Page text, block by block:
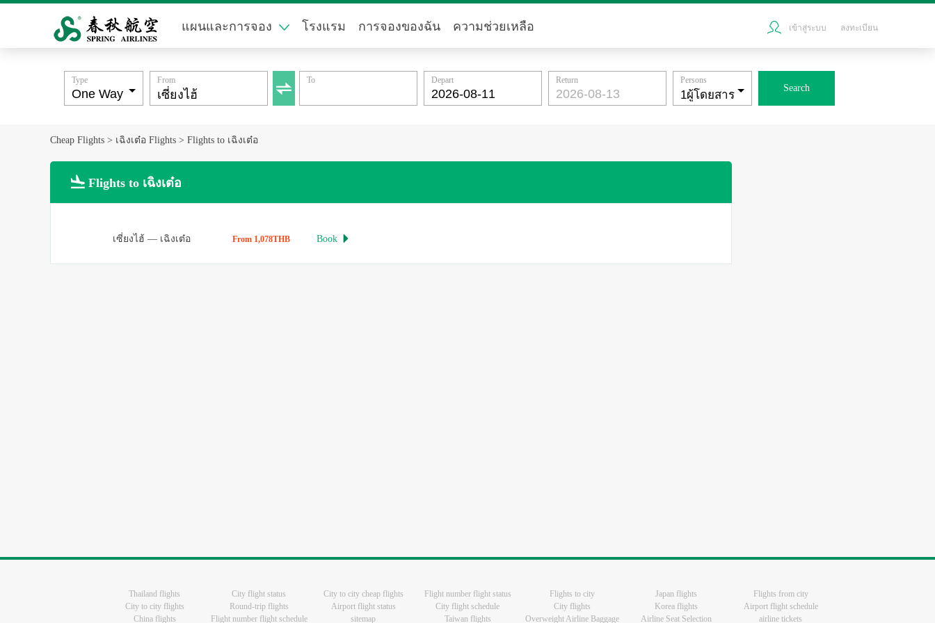
แผนและการจอง โรงแรม การจองของฉัน ความช่วยเหลือ เข้าสู่ระบบ ลงทะเบียน

Type From To Depart Return Persons
Search
Cheap Flights > เฉิงเต๋อ Flights > Flights to เฉิงเต๋อ
 Flights to เฉิงเต๋อ
เซี่ยงไฮ้ — เฉิงเต๋อ From 1,078THB Book 
Thailand flights City flight status City to city cheap flights Flight number flight status Flights to city Japan flights
Flights from city
City to city flights
Round-trip flights Airport flight status City flight schedule City flights Korea flights
Airport flight schedule
China flights
Flight number flight schedule sitemap Taiwan flights Overweight Airline Baggage Airline Seat Selection airline tickets